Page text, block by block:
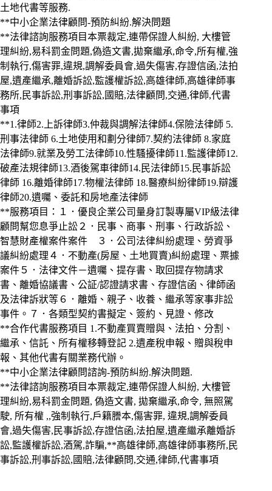
土地代書等服務.
**中小企業法律顧問-預防糾紛.解決問題
**法律諮詢服務項目本票裁定,連帶保證人糾紛, 大樓管
理糾紛,易科罰金問題,偽造文書,拋棄繼承,命令,所有權,強
制執行,傷害罪,違規,調解委員會,過失傷害,存證信函,法拍
屋,遺產繼承,離婚訴訟,監護權訴訟,高雄律師,高雄律師事
務所,民事訴訟,刑事訴訟,國賠,法律顧問,交通,律師,代書
事項
**1.律師2.上訴律師3.仲裁與調解法律師4.保險法律師 5.
刑事法律師 6.土地使用和劃分律師7.契約法律師 8.家庭
法律師9.就業及勞工法律師10.性騷擾律師11.監護律師12.
破產法規律師13.酒後駕車律師14.民法律師15.民事訴訟
律師 16.離婚律師17.物權法律師 18.醫療糾紛律師19.辯護
律師20.遺囑、委託和房地產法律師
**服務項目：１．優良企業公司量身訂製專屬VIP級法律
顧問幫您息爭止訟２．民事、商事、刑事、行政訴訟、
智慧財產權案件案件 ３．公司法律糾紛處理、勞資爭
議糾紛處理４．不動產(房屋、土地買賣)糾紛處理、票據
案件５．法律文件－遺囑、提存書、取回提存物請求
書、離婚協議書、公証/認證請求書、存證信函、律師函
及法律訴狀等６．離婚、親子、收養、繼承等家事非訟
事件。７．各類型契約書擬定、簽約、見證、修改
**合作代書服務項目 1.不動產買賣贈與、法拍、分割、
繼承、信託、所有權移轉登記 2.遺產稅申報、贈與稅申
報、其他代書有關業務代辦。
**中小企業法律顧問諮詢-預防糾紛.解決問題.
**法律諮詢服務項目本票裁定,連帶保證人糾紛, 大樓管
理糾紛,易科罰金問題, 偽造文書, 拋棄繼承,命令, 無照駕
駛, 所有權 ,,強制執行,戶籍謄本,傷害罪, 違規,調解委員
會,過失傷害,民事訴訟,存證信函,法拍屋,遺產繼承離婚訴
訟,監護權訴訟,酒駕,詐騙,**高雄律師,高雄律師事務所,民
事訴訟,刑事訴訟,國賠,法律顧問,交通,律師,代書事項